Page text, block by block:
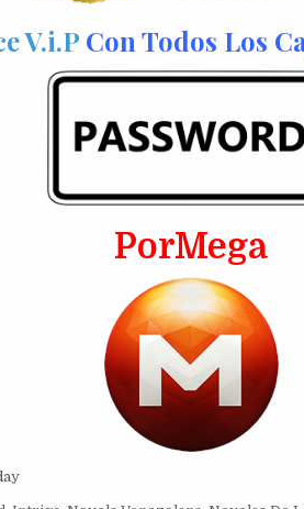
V.i.P Con Todos Los
PorMega